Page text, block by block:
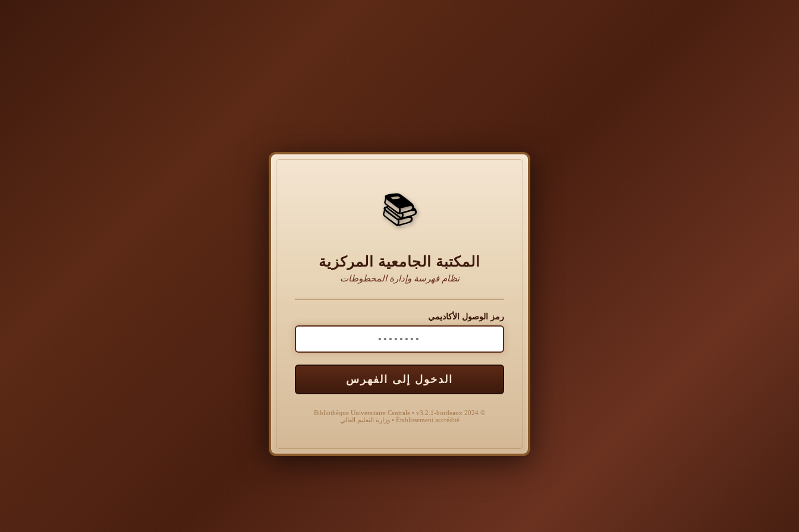
📚
المكتبة الجامعية المركزية
نظام فهرسة وإدارة المخطوطات
رمز الوصول الأكاديمي
الدخول إلى الفهرس
© 2024 Bibliothèque Universitaire Centrale • v3.2.1-bordeaux
Établissement accrédité • وزارة التعليم العالي